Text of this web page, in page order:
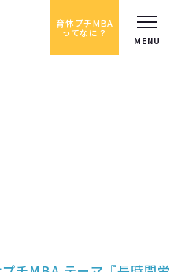
育休プチMBA
ってなに？